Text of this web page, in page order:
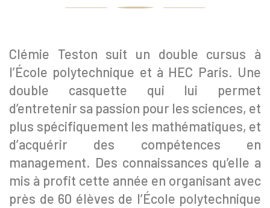
Clémie Teston suit un double cursus à
l’École polytechnique et à HEC Paris. Une
double casquette qui lui permet
d’entretenir sa passion pour les sciences, et
plus spécifiquement les mathématiques, et
d’acquérir des compétences en
management. Des connaissances qu’elle a
mis à profit cette année en organisant avec
près de 60 élèves de l’École polytechnique